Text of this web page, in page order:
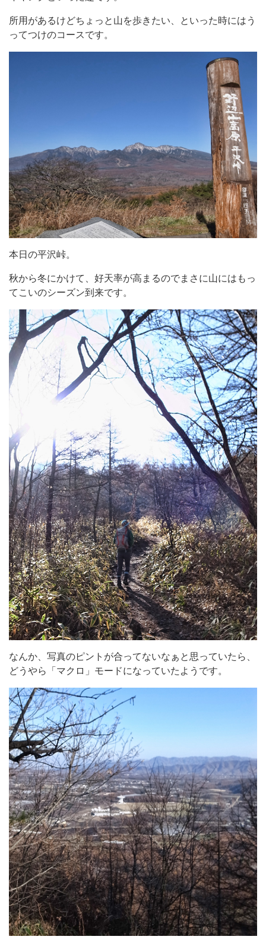
所用があるけどちょっと山を歩きたい、といった時にはう
ってつけのコースです。
本日の平沢峠。
秋から冬にかけて、好天率が高まるのでまさに山にはもっ
てこいのシーズン到来です。
なんか、写真のピントが合ってないなぁと思っていたら、
どうやら「マクロ」モードになっていたようです。